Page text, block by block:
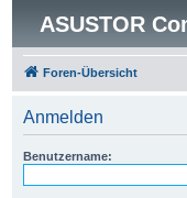
ASUSTOR
Foren-Übersicht
Anmelden
Benutzername: